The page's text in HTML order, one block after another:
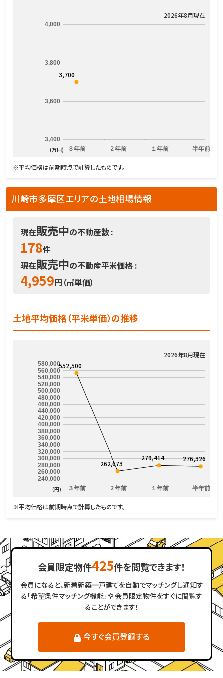
2026年8月現在
３年前 ２年前 １年前 半年前
3,400
3,600
3,800
4,000
3,700
(万円)
※平均価格は前期時点で計算したものです。
川崎市多摩区エリアの土地相場情報
現在販売中の不動産数 :
178件
現在販売中の不動産平米価格 :
4,959円（㎡単価）
土地平均価格（平米単価）の推移
2026年8月現在
３年前 ２年前 １年前 半年前
240,000
260,000
280,000
300,000
320,000
340,000
360,000
380,000
400,000
420,000
440,000
460,000
480,000
500,000
520,000
540,000
560,000
580,000552,500
262,673
279,414 276,326
(円)
※平均価格は前期時点で計算したものです。
会員限定物件425件を閲覧できます！
会員になると、新着新築一戸建てを自動でマッチングし通知す
る「希望条件マッチング機能」や会員限定物件をすぐに閲覧す
ることができます！
今すぐ会員登録する